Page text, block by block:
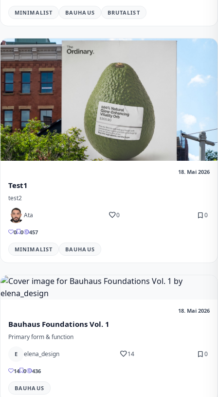
MINIMALIST BAUHAUS BRUTALIST
18. Mai 2026
Test1
test2
Ata favorite0 bookmark0
0 0 457
MINIMALIST BAUHAUS
18. Mai 2026
Bauhaus Foundations Vol. 1
Primary form & function
E elena_design favorite14 bookmark0
14 0 436
BAUHAUS